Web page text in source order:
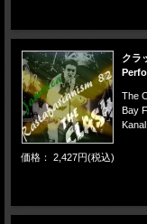
クラ
The
Bay
価格： 2,427円(税込)